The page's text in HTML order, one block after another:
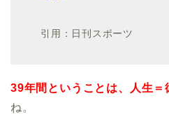
引用：日刊スポーツ
39年間ということは、人生＝
ね。